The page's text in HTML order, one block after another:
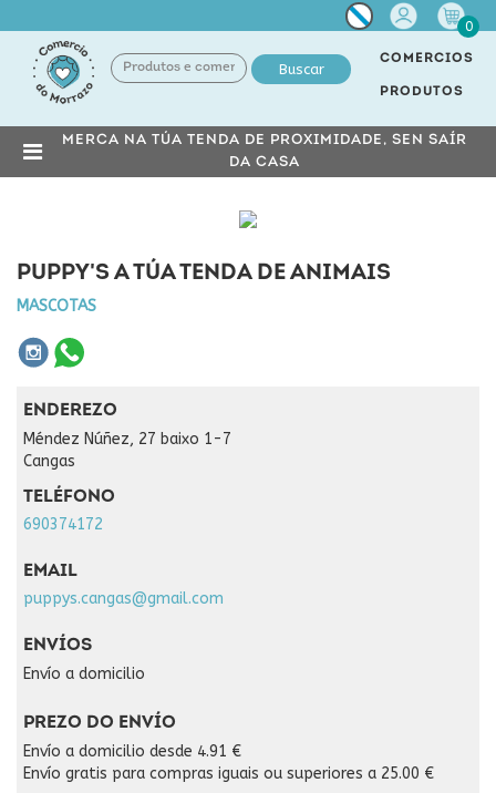
Miña
conta
0
Buscar
COMERCIOS
PRODUTOS
MERCA NA TÚA TENDA DE PROXIMIDADE, SEN SAÍR
DA CASA
PUPPY'S A TÚA TENDA DE ANIMAIS
MASCOTAS
ENDEREZO
Méndez Núñez, 27 baixo 1-7
Cangas
TELÉFONO
690374172
EMAIL
puppys.cangas@gmail.com
ENVÍOS
Envío a domicilio
PREZO DO ENVÍO
Envío a domicilio desde 4.91 €
Envío gratis para compras iguais ou superiores a 25.00 €